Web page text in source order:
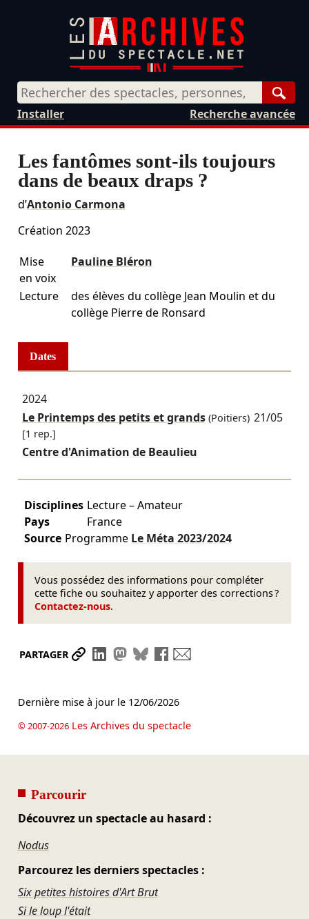
Recherche avancée
Installer
Les fantômes sont-ils toujours
dans de beaux draps ?
d’Antonio Carmona
Création 2023
Mise
en voix
Pauline Bléron
Lecture
des élèves du collège Jean Moulin et du
collège Pierre de Ronsard
Dates
2024
Le Printemps des petits et grands(Poitiers) 21/05
[1 rep.]
Centre d'Animation de Beaulieu
Disciplines Lecture – Amateur
Pays
France
Source Programme Le Méta 2023/2024
Vous possédez des informations pour compléter
cette fiche ou souhaitez y apporter des corrections ?
Contactez-nous.
PARTAGER Partager le lien
Partager sur LinkedIn
Partager sur Mastodon
Partager sur Bluesky
Partager sur Facebook
Dernière mise à jour le 12/06/2026
© 2007-2026Les Archives du spectacle
Parcourir
Découvrez un spectacle au hasard :
Nodus
Parcourez les derniers spectacles :
Six petites histoires d'Art Brut
Si le loup l'était